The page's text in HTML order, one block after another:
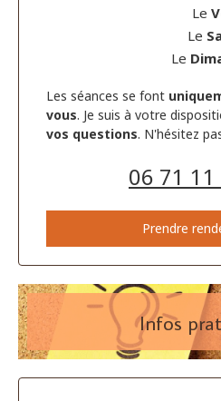
Le
Le
Le
Les séances se font
vous. Je suis à votre
vos questions. N'hésitez
06 71 11
Prendre
Infos